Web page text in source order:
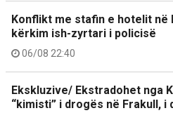
Konflikt me stafin e hotelit në
kërkim ish-zyrtari i policisë
06/08 22:40
Ekskluzive/ Ekstradohet nga
“kimisti” i drogës në Frakull, i